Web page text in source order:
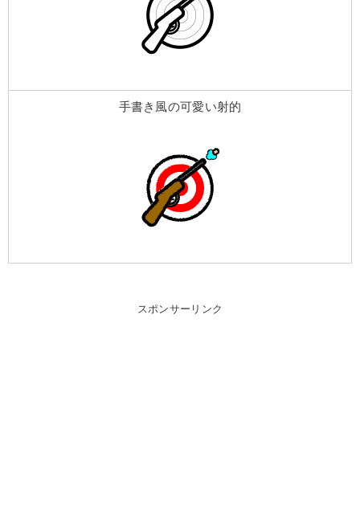
手書き風の可愛い射的
スポンサーリンク